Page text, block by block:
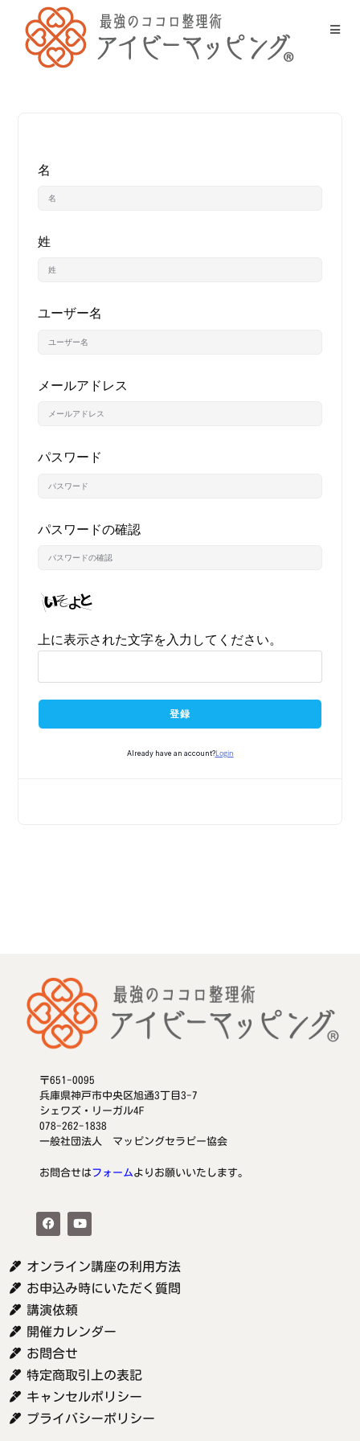
名
姓
ユーザー名
メールアドレス
パスワード
パスワードの確認
上に表示された文字を入力してください。
登録
Already have an account?Login
〒651-0095
兵庫県神戸市中央区旭通3丁目3-7
シェワズ・リーガル4F
078-262-1838
一般社団法人 マッピングセラピー協会
お問合せはフォーム よりお願いいたします。
オンライン講座の利用方法
お申込み時にいただく質問
講演依頼
開催カレンダー
お問合せ
特定商取引上の表記
キャンセルポリシー
プライバシーポリシー